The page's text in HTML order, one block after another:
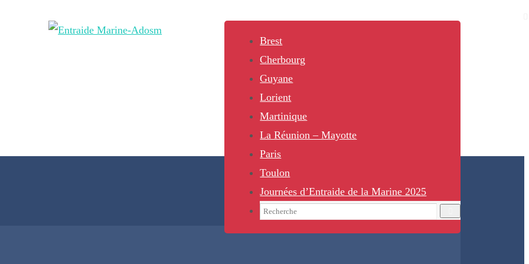
Brest
Cherbourg
Guyane
Lorient
Martinique
La Réunion – Mayotte
Paris
Toulon
Journées d’Entraide de la Marine 2025
Search